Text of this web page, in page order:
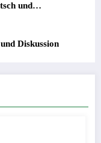
und
Diskussion